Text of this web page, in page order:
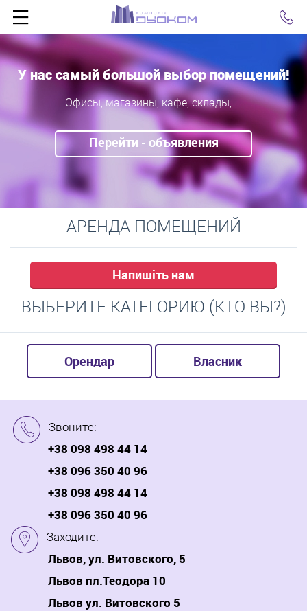
У нас самый большой выбор помещений!
Офисы, магазины, кафе, склады, ...
Перейти - объявления
АРЕНДА ПОМЕЩЕНИЙ
Напишіть нам
ВЫБЕРИТЕ КАТЕГОРИЮ (КТО ВЫ?)
Орендар Власник
Звоните:
+38 098 498 44 14
+38 096 350 40 96
+38 098 498 44 14
+38 096 350 40 96
Заходите:
Львов, ул. Витовского, 5
Львов пл.Теодора 10
Львов ул. Витовского 5